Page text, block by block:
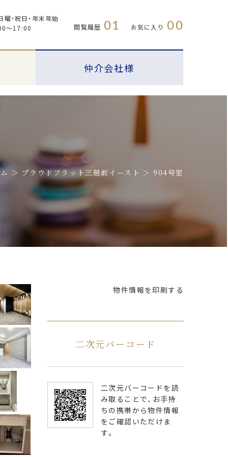
曜・祝日・年末年始
〜17:00
閲覧履歴 01 お気に入り 00
プラウドフラット
FAQ
仲介会社様
プラウドフラット三越前イースト 904号室
物件情報を印刷する
二次元バーコード
二次元バーコードを読
み取ることで、お手持
ちの携帯から物件情報
をご確認いただけま
す。